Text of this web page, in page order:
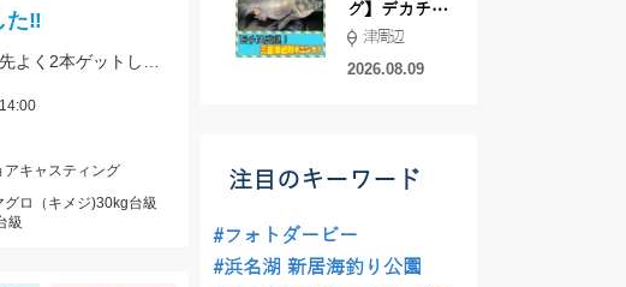
た‼
アキャスティング
グロ（キメジ)30kg台級
級
グ】デカチヌ
狙いにはあの
ワーム！
津周辺
2026.08.09
注目のキーワード
#フォトダービー
#浜名湖 新居海釣り公園